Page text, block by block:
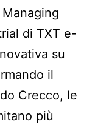
di TXT e-
su
il
Crecco, le
più